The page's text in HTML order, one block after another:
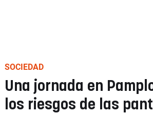
SOCIEDAD
Una jornada en
los riesgos de las